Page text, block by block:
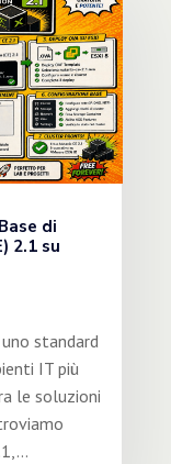
di
2.1 su
standard
IT più
le soluzioni